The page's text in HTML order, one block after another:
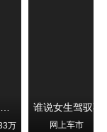
皮卡也能豪华越野！纵横F700上市，限时卖29.99万起
万 网上车市